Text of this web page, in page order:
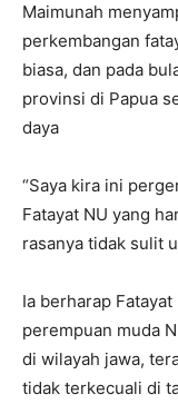
Maimunah
perkembangan
biasa, dan pada
provinsi di Papua
daya
“Saya kira ini
Fatayat NU yang
rasanya tidak sulit
Ia berharap
perempuan muda
di wilayah jawa,
tidak terkecuali di